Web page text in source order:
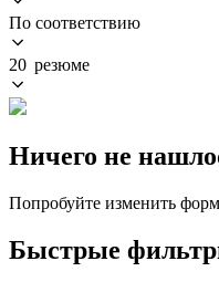
По соответствию
20 резюме
Ничего не
Попробуйте изменить
Быстрые